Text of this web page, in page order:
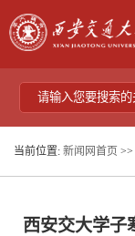
当前位置: 新闻网首页 >>
西安交大学子